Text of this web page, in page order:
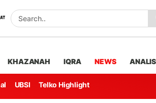
KHAZANAH IQRA NEWS
UBSI Telko Highlight